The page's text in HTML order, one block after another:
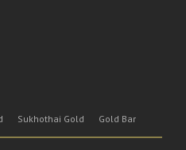
Sukhothai Gold Gold Bar